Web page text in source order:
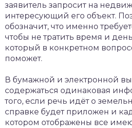
заявитель запросит на
интересующий его объект.
обозначит, что именно
чтобы не тратить время и
который в конкретном
поможет.
В бумажной и электронной
содержаться одинаковая
того, если речь идёт о
справке будет приложен и
котором отображены все